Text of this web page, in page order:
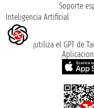
Soporte
Inteligencia Artificial
¡utiliza el GPT de